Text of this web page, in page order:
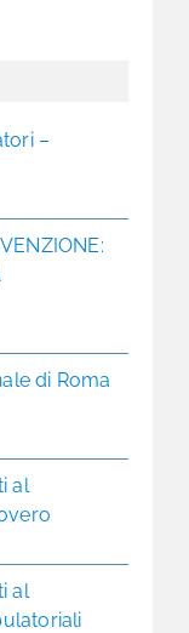
–
di Roma
al
al